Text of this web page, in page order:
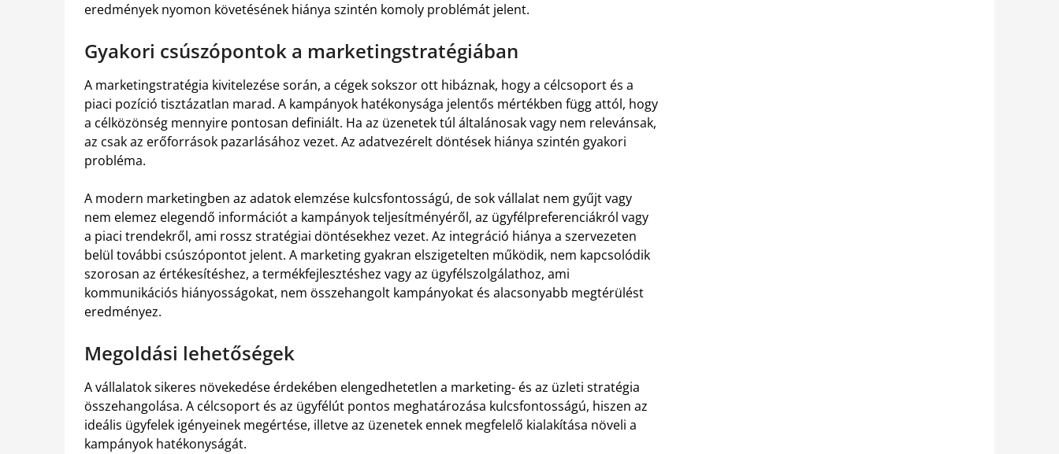
eredmények nyomon követésének hiánya szintén komoly problémát jelent.
Gyakori csúszópontok a marketingstratégiában
A marketingstratégia kivitelezése során, a cégek sokszor ott hibáznak, hogy a célcsoport és a
piaci pozíció tisztázatlan marad. A kampányok hatékonysága jelentős mértékben függ attól, hogy
a célközönség mennyire pontosan definiált. Ha az üzenetek túl általánosak vagy nem relevánsak,
az csak az erőforrások pazarlásához vezet. Az adatvezérelt döntések hiánya szintén gyakori
probléma.
A modern marketingben az adatok elemzése kulcsfontosságú, de sok vállalat nem gyűjt vagy
nem elemez elegendő információt a kampányok teljesítményéről, az ügyfélpreferenciákról vagy
a piaci trendekről, ami rossz stratégiai döntésekhez vezet. Az integráció hiánya a szervezeten
belül további csúszópontot jelent. A marketing gyakran elszigetelten működik, nem kapcsolódik
szorosan az értékesítéshez, a termékfejlesztéshez vagy az ügyfélszolgálathoz, ami
kommunikációs hiányosságokat, nem összehangolt kampányokat és alacsonyabb megtérülést
eredményez.
Megoldási lehetőségek
A vállalatok sikeres növekedése érdekében elengedhetetlen a marketing- és az üzleti stratégia
összehangolása. A célcsoport és az ügyfélút pontos meghatározása kulcsfontosságú, hiszen az
ideális ügyfelek igényeinek megértése, illetve az üzenetek ennek megfelelő kialakítása növeli a
kampányok hatékonyságát.